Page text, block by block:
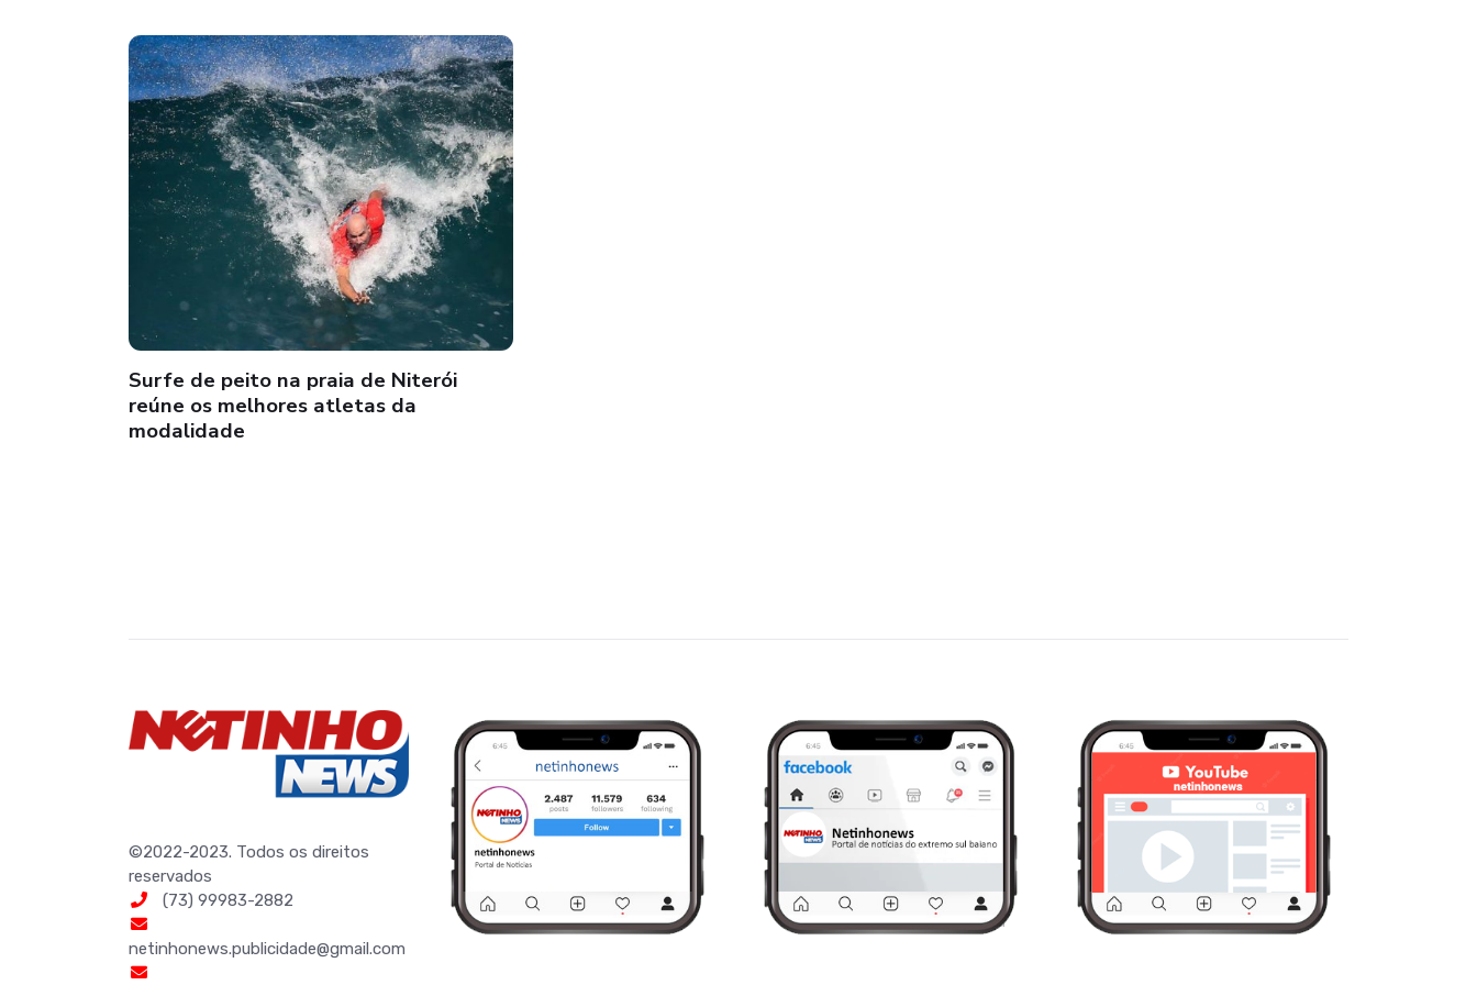
Surfe de peito na praia de Niterói
reúne os melhores atletas da
modalidade
©2022-2023. Todos os direitos
reservados
(73) 99983-2882
netinhonews.publicidade@gmail.com